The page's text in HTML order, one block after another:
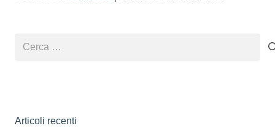
Articoli recenti